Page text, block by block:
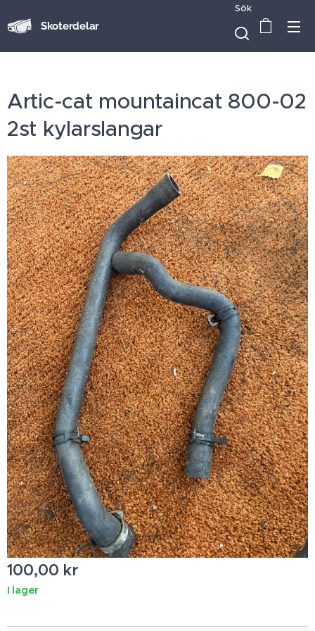
Skoterdelar
Sök
Artic-cat mountaincat 800-02
2st kylarslangar
100,00 kr
I lager